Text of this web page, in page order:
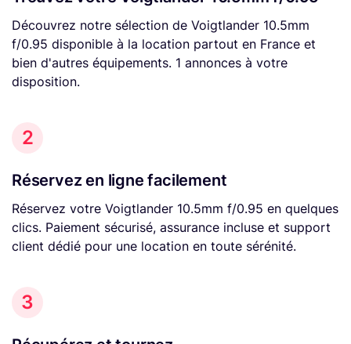
Découvrez notre sélection de Voigtlander 10.5mm
f/0.95 disponible à la location partout en France et
bien d'autres équipements. 1 annonces à votre
disposition.
2
Réservez en ligne facilement
Réservez votre Voigtlander 10.5mm f/0.95 en quelques
clics. Paiement sécurisé, assurance incluse et support
client dédié pour une location en toute sérénité.
3